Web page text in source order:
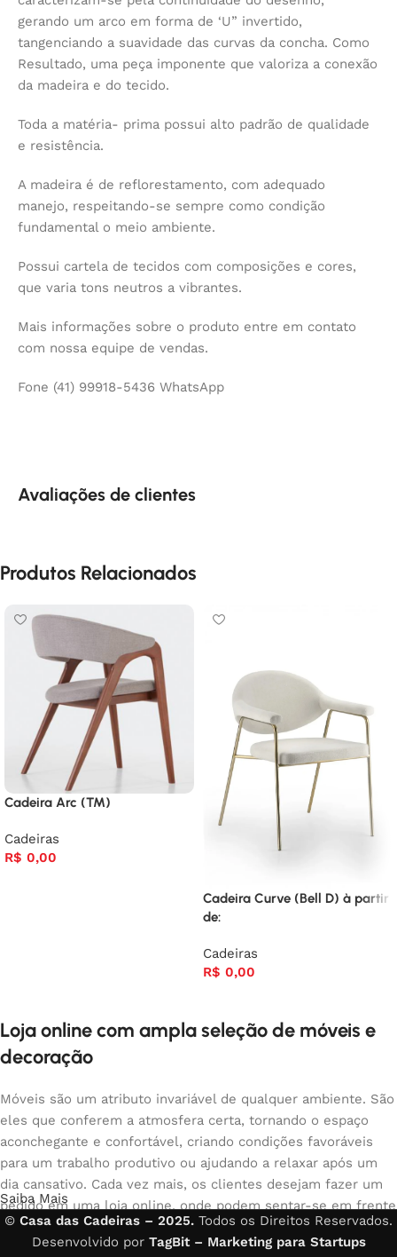
gerando um arco em forma de ‘U” invertido,
tangenciando a suavidade das curvas da concha. Como
Resultado, uma peça imponente que valoriza a conexão
da madeira e do tecido.
Toda a matéria- prima possui alto padrão de qualidade
e resistência.
A madeira é de reflorestamento, com adequado
manejo, respeitando-se sempre como condição
fundamental o meio ambiente.
Possui cartela de tecidos com composições e cores,
que varia tons neutros a vibrantes.
Mais informações sobre o produto entre em contato
com nossa equipe de vendas.
Fone (41) 99918-5436 WhatsApp
Avaliações de clientes
Produtos Relacionados
Cadeira Arc (TM)
Cadeiras
R$ 0,00
Cadeira Curve (Bell D) à partir
de:
Cadeiras
R$ 0,00
Loja online com ampla seleção de móveis e
decoração
Móveis são um atributo invariável de qualquer ambiente. São
eles que conferem a atmosfera certa, tornando o espaço
aconchegante e confortável, criando condições favoráveis
para um trabalho produtivo ou ajudando a relaxar após um
dia cansativo. Cada vez mais, os clientes desejam fazer um
pedido em uma loja online, onde podem sentar-se em frente
ao computador no seu tempo livre, organizar os móveis da
foto e comprar com tranquilidade os móveis que gostam. A
Saiba Mais
© Casa das Cadeiras – 2025. Todos os Direitos Reservados.
Desenvolvido por TagBit – Marketing para Startups